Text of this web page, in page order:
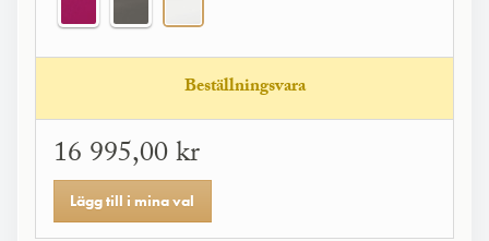
Beställningsvara
16 995,00 kr
Lägg till i mina val